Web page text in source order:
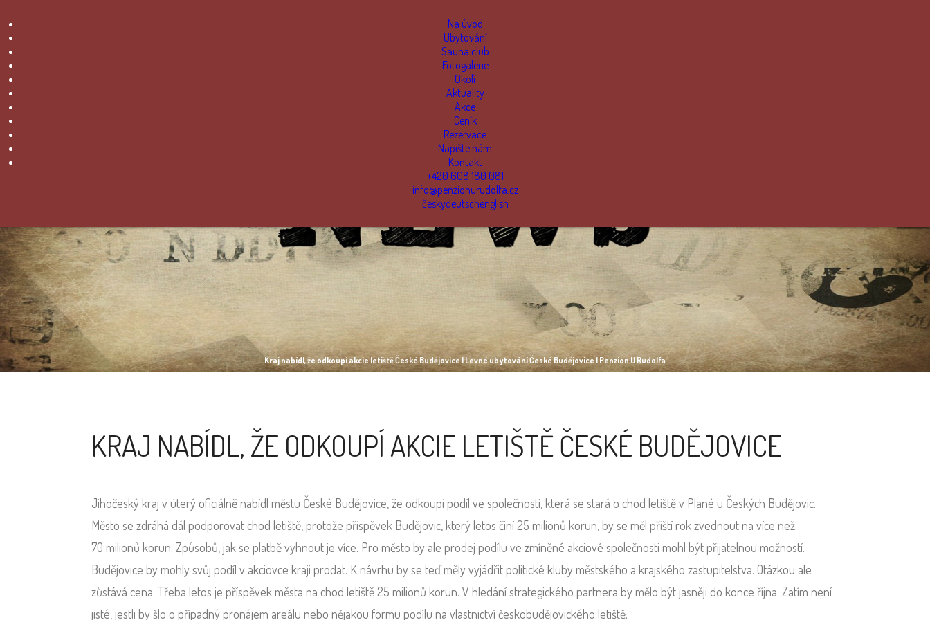
Na úvod
Ubytování
Sauna club
Fotogalerie
Okolí
Aktuality
Akce
Ceník
Rezervace
Napište nám
Kontakt
+420 608 180 081
info@penzionurudolfa.cz
českydeutschenglish
Kraj nabídl, že odkoupí akcie letiště České Budějovice | Levné ubytování České Budějovice | Penzion U Rudolfa
KRAJ NABÍDL, ŽE ODKOUPÍ AKCIE LETIŠTĚ ČESKÉ BUDĚJOVICE
Jihočeský kraj v úterý oficiálně nabídl městu České Budějovice, že odkoupí podíl ve společnosti, která se stará o chod letiště v Plané u Českých Budějovic.
Město se zdráhá dál podporovat chod letiště, protože příspěvek Budějovic, který letos činí 25 milionů korun, by se měl příští rok zvednout na více než
70 milionů korun. Způsobů, jak se platbě vyhnout je více. Pro město by ale prodej podílu ve zmíněné akciové společnosti mohl být přijatelnou možností.
Budějovice by mohly svůj podíl v akciovce kraji prodat. K návrhu by se teď měly vyjádřit politické kluby městského a krajského zastupitelstva. Otázkou ale
zůstává cena. Třeba letos je příspěvek města na chod letiště 25 milionů korun. V hledání strategického partnera by mělo být jasněji do konce října. Zatím není
jisté, jestli by šlo o případný pronájem areálu nebo nějakou formu podílu na vlastnictví českobudějovického letiště.